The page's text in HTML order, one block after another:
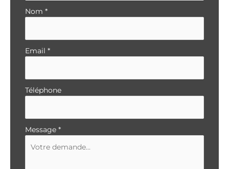
Nom *
Email *
Téléphone
Message *